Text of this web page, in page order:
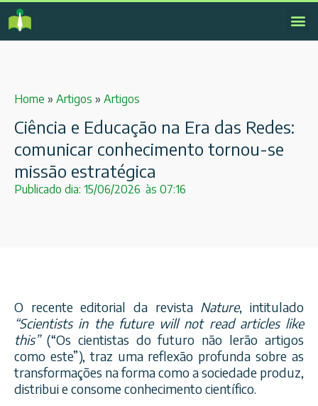
Home » Artigos » Artigos
Ciência e Educação na Era das Redes:
comunicar conhecimento tornou-se
missão estratégica
Publicado dia: 15/06/2026 às 07:16
O recente editorial da revista Nature, intitulado
“Scientists in the future will not read articles like
this”(“Os cientistas do futuro não lerão artigos
como este”), traz uma reflexão profunda sobre as
transformações na forma como a sociedade produz,
distribui e consome conhecimento científico.